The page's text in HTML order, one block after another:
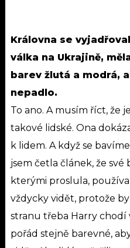
Královna se
válka na Ukrajině,
barev žlutá a modrá,
nepadlo.
To ano. A musím říct, že
takové lidské. Ona
k lidem. A když se
jsem četla článek, že své
kterými proslula,
vždycky vidět, protože
stranu třeba Harry chodí
pořád stejně barevné,